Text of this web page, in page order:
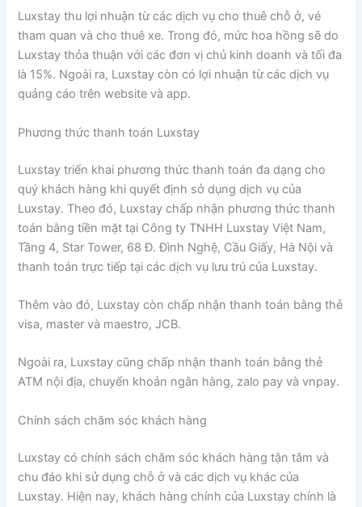
Luxstay thu lợi nhuận từ các dịch vụ cho thuê chỗ ở, vé
tham quan và cho thuê xe. Trong đó, mức hoa hồng sẽ do
Luxstay thỏa thuận với các đơn vị chủ kinh doanh và tối đa
là 15%. Ngoài ra, Luxstay còn có lợi nhuận từ các dịch vụ
quảng cáo trên website và app.
Phương thức thanh toán Luxstay
Luxstay triển khai phương thức thanh toán đa dạng cho
quý khách hàng khi quyết định sở dụng dịch vụ của
Luxstay. Theo đó, Luxstay chấp nhận phương thức thanh
toán bằng tiền mặt tại Công ty TNHH Luxstay Việt Nam,
Tầng 4, Star Tower, 68 Đ. Đình Nghệ, Cầu Giấy, Hà Nội và
thanh toán trực tiếp tại các dịch vụ lưu trú của Luxstay.
Thêm vào đó, Luxstay còn chấp nhận thanh toán bằng thẻ
visa, master và maestro, JCB.
Ngoài ra, Luxstay cũng chấp nhận thanh toán bằng thẻ
ATM nội địa, chuyển khoản ngân hàng, zalo pay và vnpay.
Chính sách chăm sóc khách hàng
Luxstay có chính sách chăm sóc khách hàng tận tâm và
chu đáo khi sử dụng chỗ ở và các dịch vụ khác của
Luxstay. Hiện nay, khách hàng chính của Luxstay chính là